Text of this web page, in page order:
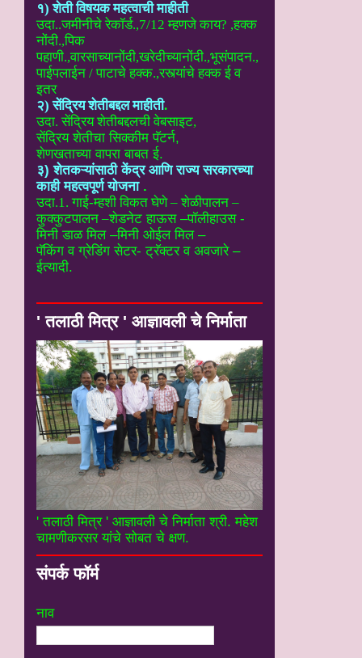
१) शेती विषयक महत्वाची माहीती
उदा..जमीनीचे रेकॉर्ड.,7/12 म्हणजे काय? ,हक्क
नोंदी.,पिक
पहाणी.,वारसाच्यानोंदी,खरेदीच्यानोंदी.,भूसंपादन.,
पाईपलाईन / पाटाचे हक्क.,रस्त्यांचे हक्क ईव
इतर
२) सेंद्रिय शेतीबद्दल माहीती.
उदा. सेंद्रिय शेतीबद्दलची वेबसाइट,
सेंद्रिय शेतीचा सिक्कीम पॅटर्न,
शेणखताच्या वापरा बाबत ई.
३) शेतकऱ्यांसाठी केंद्र आणि राज्य सरकारच्या
काही महत्वपूर्ण योजना.
उदा.1. गाई-म्हशी विकत घेणे – शेळीपालन –
कुक्कुटपालन –शेडनेट हाऊस –पॉलीहाउस -
मिनी डाळ मिल –मिनी ओईल मिल –
पॅकिंग व ग्रेडिंग सेटर- ट्रॅक्टर व अवजारे –
ईत्यादी.
' तलाठी मित्र ' आज्ञावली चे निर्माता
' तलाठी मित्र ' आज्ञावली चे निर्माता श्री. महेश
चामणीकरसर यांचे सोबत चे क्षण.
संपर्क फॉर्म
नाव